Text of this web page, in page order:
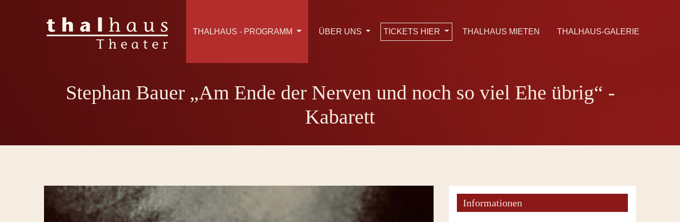
THALHAUS - PROGRAMM ÜBER UNS TICKETS HIER THALHAUS MIETEN THALHAUS-GALERIE
Stephan Bauer „Am Ende der Nerven und noch so viel Ehe übrig“ -
Kabarett
Informationen